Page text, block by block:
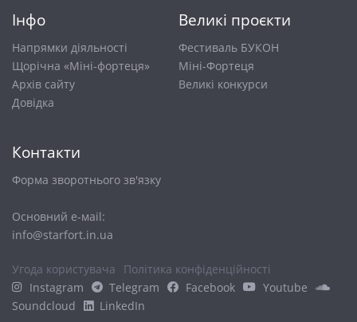
Інфо
Напрямки діяльності
Щорічна «Міні-фортеця»
Архів сайту
Довiдка
Великі проєкти
Фестиваль БУКОН
Міні-Фортеця
Великі конкурси
Контакти
Форма зворотнього зв'язку
Основний е-маіl:
info@starfort.in.ua
Угода користувача
Політика конфіденційності
Instagram
Telegram Facebook
Youtube
Soundcloud
LinkedIn